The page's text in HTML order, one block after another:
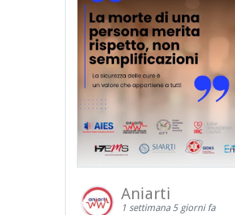
Aniarti
1 settimana 5 giorni fa